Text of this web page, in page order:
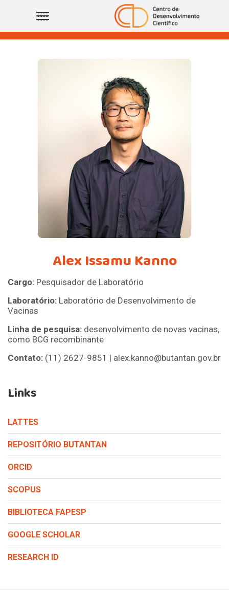
Alex Issamu Kanno
Cargo: Pesquisador de Laboratório
Laboratório: Laboratório de Desenvolvimento de
Vacinas
Linha de pesquisa: desenvolvimento de novas vacinas,
como BCG recombinante
Contato: (11) 2627-9851 | alex.kanno@butantan.gov.br
Links
LATTES
REPOSITÓRIO BUTANTAN
ORCID
SCOPUS
BIBLIOTECA FAPESP
GOOGLE SCHOLAR
RESEARCH ID